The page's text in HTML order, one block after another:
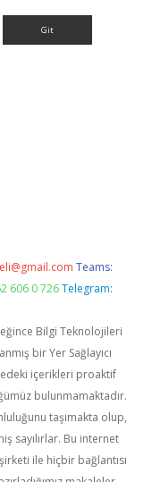
Teams:
606 0 726 Telegram:
Bilgi Teknolojileri
bir Yer Sağlayıcı
içerikleri proaktif
bulunmamaktadır.
taşımakta olup,
sayılırlar. Bu internet
ile hiçbir bağlantısı